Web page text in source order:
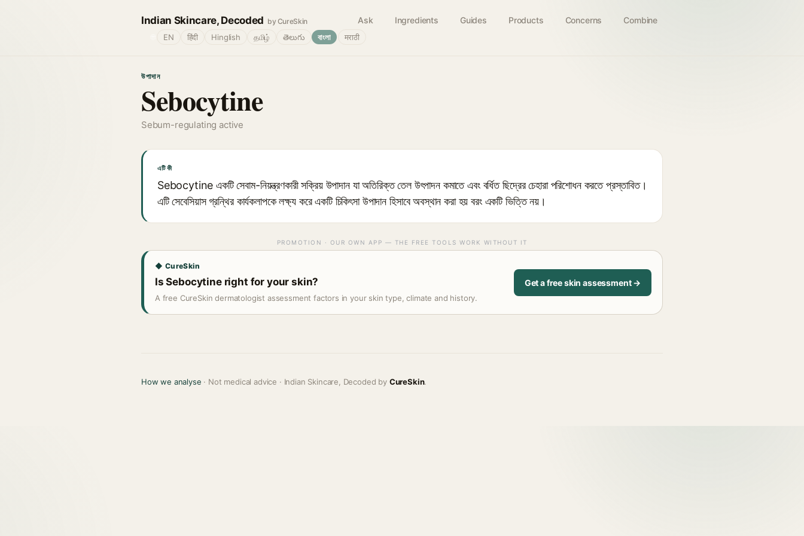
Indian Skincare, Decoded by CureSkin Ask Ingredients Guides Products Concerns Combine
EN हिंदी Hinglish தமிழ் తెలుగు বাংলা मराठी
উপাদান
Sebocytine
Sebum-regulating active
এটি কী
Sebocytine একটি সেবাম-নিয়ন্ত্রণকারী সক্রিয় উপাদান যা অতিরিক্ত তেল উৎপাদন কমাতে এবং বর্ধিত ছিদ্রের চেহারা পরিশোধন করতে প্রস্তাবিত।
এটি সেবেসিয়াস গ্রন্থির কার্যকলাপকে লক্ষ্য করে একটি চিকিৎসা উপাদান হিসাবে অবস্থান করা হয় বরং একটি ভিত্তি নয়।
PROMOTION · OUR OWN APP — THE FREE TOOLS WORK WITHOUT IT
◆ CureSkin
Is Sebocytine right for your skin?
A free CureSkin dermatologist assessment factors in your skin type, climate and history.
Get a free skin assessment →
How we analyse · Not medical advice · Indian Skincare, Decoded by CureSkin.